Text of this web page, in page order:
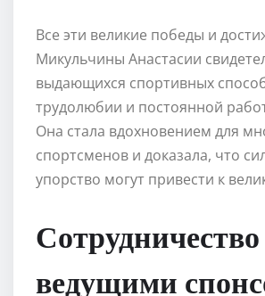
Все эти великие победы и
Микульчины Анастасии
выдающихся спортивных
трудолюбии и постоянной
Она стала вдохновением для
спортсменов и доказала, что
упорство могут привести к
Сотрудничество
ведущими